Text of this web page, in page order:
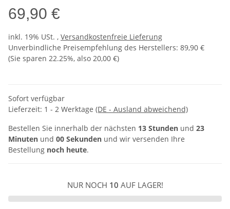
69,90 €
inkl. 19% USt. , Versandkostenfreie Lieferung
Unverbindliche Preisempfehlung des Herstellers: 89,90 €
(Sie sparen 22.25%, also 20,00 €)
Sofort verfügbar
Lieferzeit: 1 - 2 Werktage (DE - Ausland abweichend)
Bestellen Sie innerhalb der nächsten 13 Stunden und 23
Minuten und 00 Sekunden und wir versenden Ihre
Bestellung noch heute.
NUR NOCH 10 AUF LAGER!